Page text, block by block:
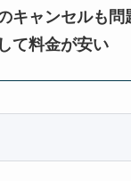
キャンセルも問
て料金が安い